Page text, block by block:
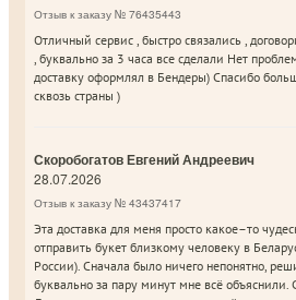
Отзыв к заказу № 76435443
Отличный сервис , быстро связались ,
, буквально за 3 часа все сделали Нет
доставку оформлял в Бендеры) Спасибо
сквозь страны )
Скоробогатов Евгений Андреевич
28.07.2026
Отзыв к заказу № 43437417
Эта доставка для меня просто какое–то
отправить букет близкому человеку в
России). Сначала было ничего непонятно,
буквально за пару минут мне всё объяснили.